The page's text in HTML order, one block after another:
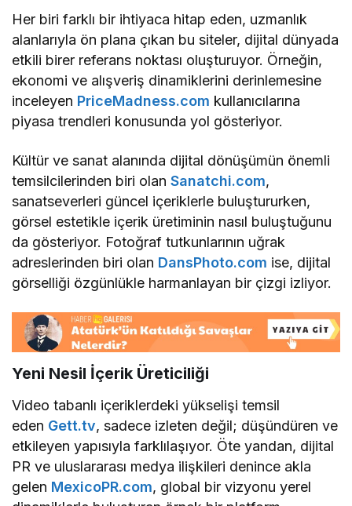
Her biri farklı bir ihtiyaca hitap eden, uzmanlık
alanlarıyla ön plana çıkan bu siteler, dijital dünyada
etkili birer referans noktası oluşturuyor. Örneğin,
ekonomi ve alışveriş dinamiklerini derinlemesine
inceleyen PriceMadness.com kullanıcılarına
piyasa trendleri konusunda yol gösteriyor.
Kültür ve sanat alanında dijital dönüşümün önemli
temsilcilerinden biri olanSanatchi.com,
sanatseverleri güncel içeriklerle buluştururken,
görsel estetikle içerik üretiminin nasıl buluştuğunu
da gösteriyor. Fotoğraf tutkunlarının uğrak
adreslerinden biri olan DansPhoto.com ise, dijital
görselliği özgünlükle harmanlayan bir çizgi izliyor.
Yeni Nesil İçerik Üreticiliği
Video tabanlı içeriklerdeki yükselişi temsil
eden Gett.tv, sadece izleten değil; düşündüren ve
etkileyen yapısıyla farklılaşıyor. Öte yandan, dijital
PR ve uluslararası medya ilişkileri denince akla
gelen MexicoPR.com, global bir vizyonu yerel